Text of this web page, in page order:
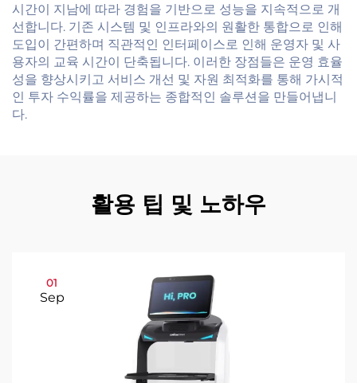
시간이 지남에 따라 경험을 기반으로 성능을 지속적으로 개
선합니다. 기존 시스템 및 인프라와의 원활한 통합으로 인해
도입이 간편하며 직관적인 인터페이스로 인해 운영자 및 사
용자의 교육 시간이 단축됩니다. 이러한 장점들은 운영 효율
성을 향상시키고 서비스 개선 및 자원 최적화를 통해 가시적
인 투자 수익률을 제공하는 종합적인 솔루션을 만들어냅니
다.
활용 팁 및 노하우
01
Sep